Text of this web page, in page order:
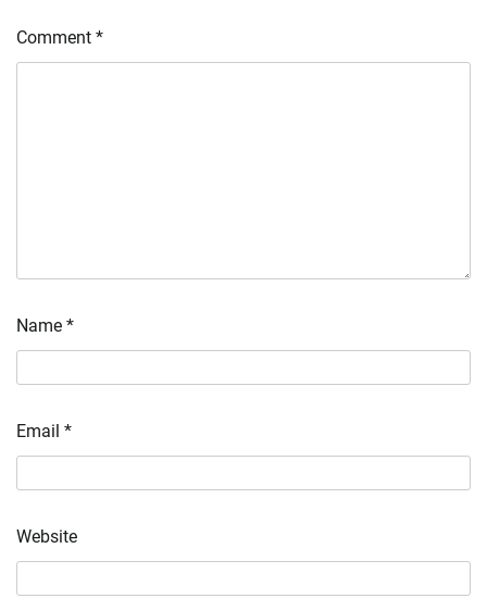
Comment *
Name *
Email *
Website